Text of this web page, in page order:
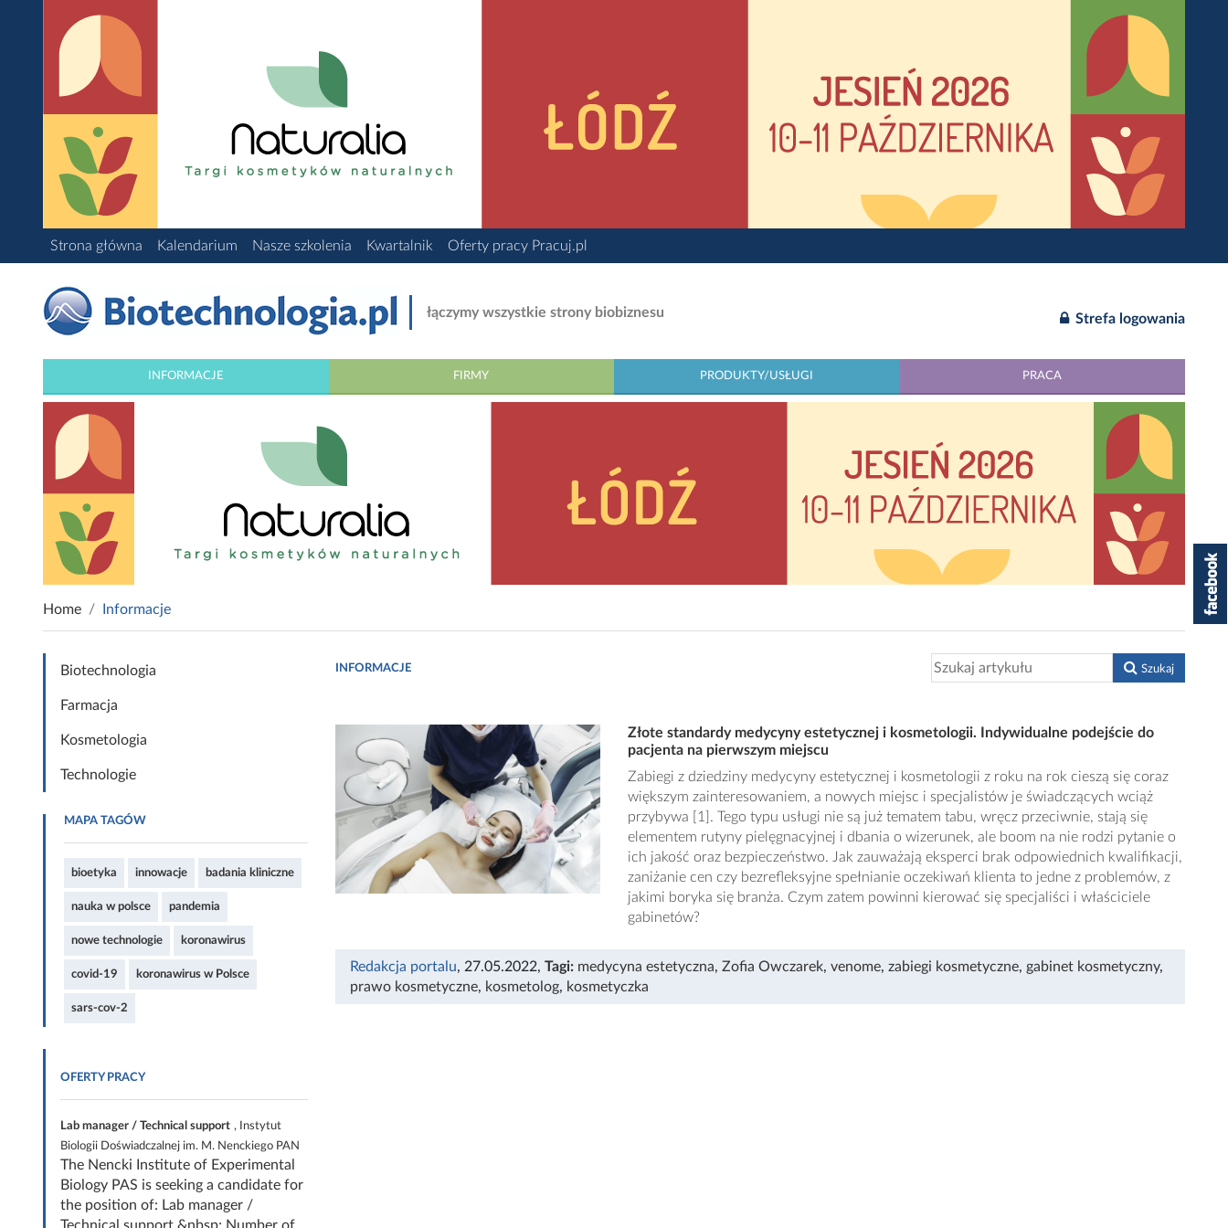
Strona główna Kalendarium Nasze szkolenia Kwartalnik Oferty pracy Pracuj.pl
łączymy wszystkie strony biobiznesu Strefa logowania
INFORMACJE FIRMY PRODUKTY/USŁUGI PRACA
Home Informacje
Biotechnologia
Farmacja
Kosmetologia
Technologie
MAPA TAGÓW
bioetyka innowacje badania kliniczne
nauka w polsce pandemia
nowe technologie koronawirus
covid-19 koronawirus w Polsce
sars-cov-2
OFERTY PRACY
Lab manager / Technical support , Instytut
Biologii Doświadczalnej im. M. Nenckiego PAN
The Nencki Institute of Experimental
Biology PAS is seeking a candidate for
the position of: Lab manager /
INFORMACJE Szukaj
Złote standardy medycyny estetycznej i kosmetologii. Indywidualne podejście do
pacjenta na pierwszym miejscu
Zabiegi z dziedziny medycyny estetycznej i kosmetologii z roku na rok cieszą się coraz
większym zainteresowaniem, a nowych miejsc i specjalistów je świadczących wciąż
przybywa [1]. Tego typu usługi nie są już tematem tabu, wręcz przeciwnie, stają się
elementem rutyny pielęgnacyjnej i dbania o wizerunek, ale boom na nie rodzi pytanie o
ich jakość oraz bezpieczeństwo. Jak zauważają eksperci brak odpowiednich kwalifikacji,
zaniżanie cen czy bezrefleksyjne spełnianie oczekiwań klienta to jedne z problemów, z
jakimi boryka się branża. Czym zatem powinni kierować się specjaliści i właściciele
gabinetów?
Redakcja portalu, 27.05.2022, Tagi: medycyna estetyczna, Zofia Owczarek, venome, zabiegi kosmetyczne, gabinet kosmetyczny,
prawo kosmetyczne, kosmetolog, kosmetyczka